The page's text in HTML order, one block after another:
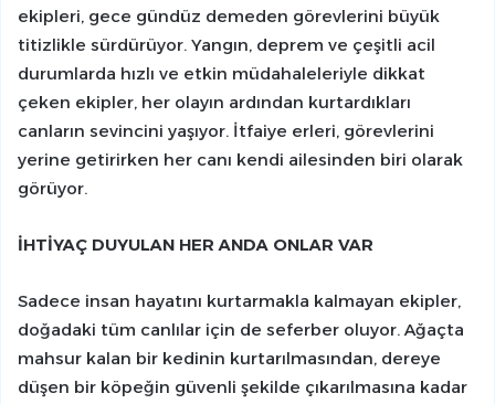
ekipleri, gece gündüz demeden görevlerini büyük
titizlikle sürdürüyor. Yangın, deprem ve çeşitli acil
durumlarda hızlı ve etkin müdahaleleriyle dikkat
çeken ekipler, her olayın ardından kurtardıkları
canların sevincini yaşıyor. İtfaiye erleri, görevlerini
yerine getirirken her canı kendi ailesinden biri olarak
görüyor.
İHTİYAÇ DUYULAN HER ANDA ONLAR VAR
Sadece insan hayatını kurtarmakla kalmayan ekipler,
doğadaki tüm canlılar için de seferber oluyor. Ağaçta
mahsur kalan bir kedinin kurtarılmasından, dereye
düşen bir köpeğin güvenli şekilde çıkarılmasına kadar